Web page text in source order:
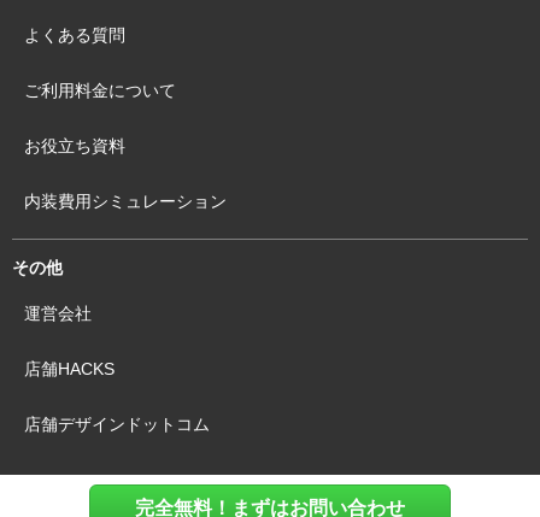
完全無料！まずはお問い合わせ
よくある質問
ご利用料金について
お役立ち資料
内装費用シミュレーション
その他
運営会社
店舗HACKS
店舗デザインドットコム